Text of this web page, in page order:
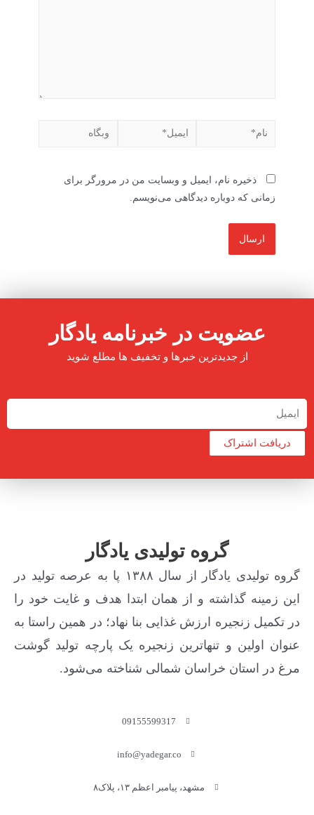
ذخیره نام، ایمیل و وبسایت من در مرورگر برای
زمانی که دوباره دیدگاهی می‌نویسم.
عضویت در خبرنامه یادگار
از جدیدترین خبرها و تخفیف ها مطلع شوید
دریافت اشتراک
گروه تولیدی یادگار
گروه تولیدی یادگار از سال ۱۳۸۸ پا به عرصه تولید در
این زمینه گذاشته و از همان ابتدا هدف و غایت خود را
در تکمیل زنجیره ارزش غذایی بنا نهاد؛ در همین راستا به
عنوان اولین و تنهاترین زنجیره یک پارچه تولید گوشت
مرغ در استان خراسان شمالی شناخته می‌شود.
09155599317
info@yadegar.co
مشهد، پیامبر اعظم ۱۳، پلاک۸